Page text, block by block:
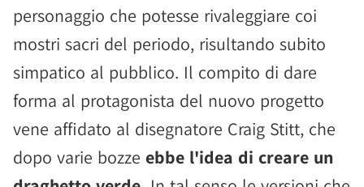
personaggio che potesse rivaleggiare coi
mostri sacri del periodo, risultando subito
simpatico al pubblico. Il compito di dare
forma al protagonista del nuovo progetto
vene affidato al disegnatore Craig Stitt, che
dopo varie bozze ebbe l'idea di creare un